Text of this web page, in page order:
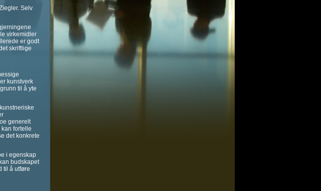
Selv
virkemidler
er godt
skriftlige
kunstverk
til å yte
generelt
fortelle
det konkrete
i egenskap
kan budskapet
til å utføre